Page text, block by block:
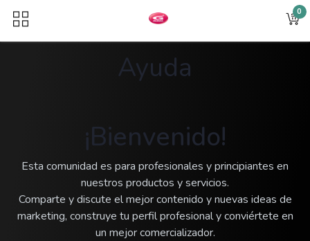
0
Ayuda
¡Bienvenido!
Esta comunidad es para profesionales y principiantes en
nuestros productos y servicios.
Comparte y discute el mejor contenido y nuevas ideas de
marketing, construye tu perfil profesional y conviértete en
un mejor comercializador.